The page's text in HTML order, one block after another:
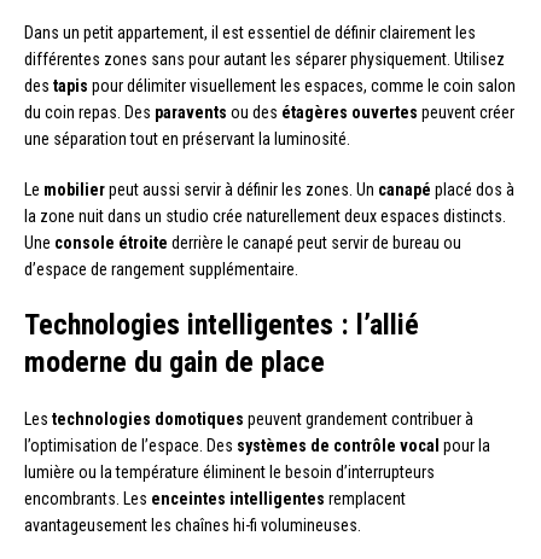
Dans un petit appartement, il est essentiel de définir clairement les
différentes zones sans pour autant les séparer physiquement. Utilisez
des tapis pour délimiter visuellement les espaces, comme le coin salon
du coin repas. Des paravents ou des étagères ouvertes peuvent créer
une séparation tout en préservant la luminosité.
Le mobilierpeut aussi servir à définir les zones. Un canapé placé dos à
la zone nuit dans un studio crée naturellement deux espaces distincts.
Une console étroite derrière le canapé peut servir de bureau ou
d’espace de rangement supplémentaire.
Technologies intelligentes : l’allié
moderne du gain de place
Les technologies domotiques peuvent grandement contribuer à
l’optimisation de l’espace. Des systèmes de contrôle vocal pour la
lumière ou la température éliminent le besoin d’interrupteurs
encombrants. Les enceintes intelligentes remplacent
avantageusement les chaînes hi-fi volumineuses.